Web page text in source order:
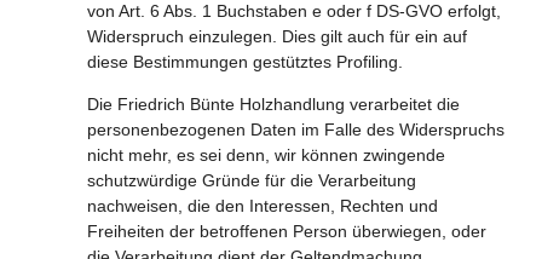
von Art. 6 Abs. 1 Buchstaben e oder f DS-GVO erfolgt,
Widerspruch einzulegen. Dies gilt auch für ein auf
diese Bestimmungen gestütztes Profiling.
Die Friedrich Bünte Holzhandlung verarbeitet die
personenbezogenen Daten im Falle des Widerspruchs
nicht mehr, es sei denn, wir können zwingende
schutzwürdige Gründe für die Verarbeitung
nachweisen, die den Interessen, Rechten und
Freiheiten der betroffenen Person überwiegen, oder